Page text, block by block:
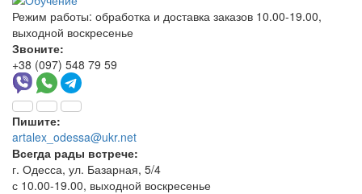
Режим работы: обработка и доставка заказов 10.00-19.00,
выходной воскресенье
Звоните:
+38 (097) 548 79 59
Пишите:
artalex_odessa@ukr.net
Всегда рады встрече:
г. Одесса, ул. Базарная, 5/4
с 10.00-19.00, выходной воскресенье